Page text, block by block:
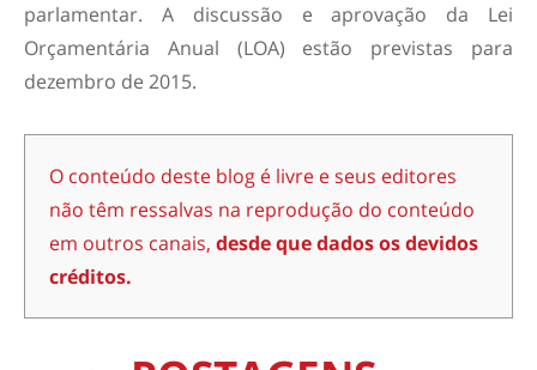
parlamentar. A discussão e aprovação da Lei
Orçamentária Anual (LOA) estão previstas para
dezembro de 2015.
O conteúdo deste blog é livre e seus editores
não têm ressalvas na reprodução do conteúdo
em outros canais, desde que dados os devidos
créditos.